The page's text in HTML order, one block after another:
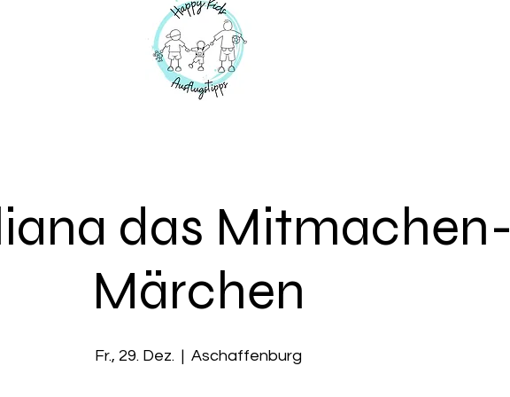
das Mitmachen-
Märchen
Fr., 29. Dez.
  |
Aschaffenburg